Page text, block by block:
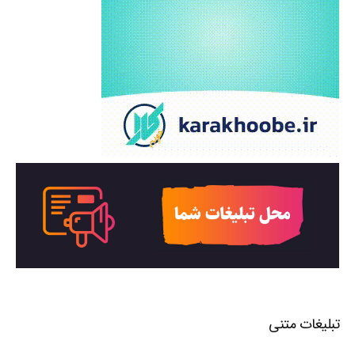
تبلیغات متنی